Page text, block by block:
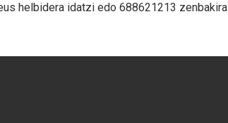
helbidera idatzi edo 688621213 zenbakira